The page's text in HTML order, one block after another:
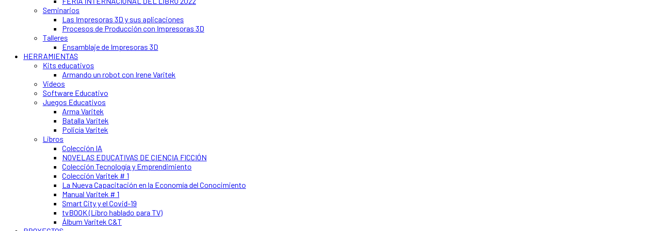
Seminarios
Las Impresoras 3D y sus aplicaciones
Procesos de Producción con Impresoras 3D
Talleres
Ensamblaje de Impresoras 3D
HERRAMIENTAS
Kits educativos
Armando un robot con Irene Varitek
Videos
Software Educativo
Juegos Educativos
Arma Varitek
Batalla Varitek
Policía Varitek
Libros
Colección IA
NOVELAS EDUCATIVAS DE CIENCIA FICCIÓN
Colección Tecnología y Emprendimiento
Colección Varitek # 1
La Nueva Capacitación en la Economía del Conocimiento
Manual Varitek # 1
Smart City y el Covid-19
tvBOOK (Libro hablado para TV)
Álbum Varitek C&T